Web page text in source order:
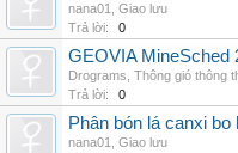
nana01
Giao lưu
Trả lời:
0
GEOVIA MineSched
Drograms Thông gió thông
Trả lời:
0
Phân bón lá canxi
nana01
Giao lưu